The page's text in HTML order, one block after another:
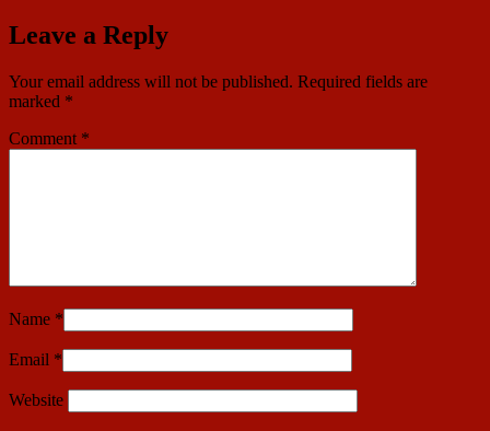
Leave a Reply
Your email address will not be published. Required fields are
marked *
Comment *
Name *
Email *
Website